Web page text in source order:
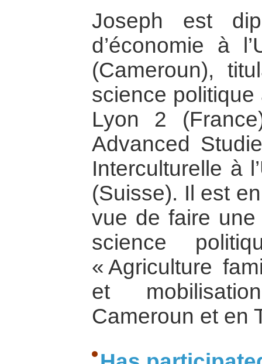
Joseph est
d’économie à
(Cameroun),
science politique
Lyon 2
Advanced
Interculturelle à
(Suisse). Il est
vue de faire
science
« Agriculture
et
Cameroun et en